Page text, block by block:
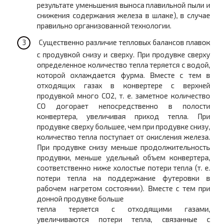
результате уменьшения выноса плавильной пыли и
снижения содержания железа в шлаке), в случае
правильно организованной технологии.
Существенно различие тепловых балансов плавок
с продувкой снизу и сверху. При продувке сверху
определенное количество тепла теряется с водой,
которой охлаждается фурма. Вместе с тем в
отходящих газах в конвертере с верхней
продувкой много СО2
, т. е. заметное количество
СО догорает непосредственно в полости
конвертера, увеличивая приход тепла. При
продувке сверху большее, чем при продувке снизу,
количество тепла поступает от окисления железа.
При продувке снизу меньше продолжительность
продувки, меньше удельный объем конвертера,
соответственно ниже холостые потери тепла (т. е.
потери тепла на поддержание футеровки в
рабочем нагретом состоянии). Вместе с тем при
донной продувке больше
тепла теряется с отходящими газами,
увеличиваются потери тепла, связанные с